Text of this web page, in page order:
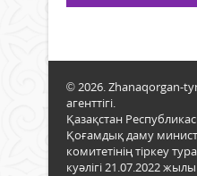
© 2026. Zhanaqorgan-
агенттігі.
Қазақстан
Қоғамдық даму
комитетінің тіркеу
куәлігі 21.07.2022